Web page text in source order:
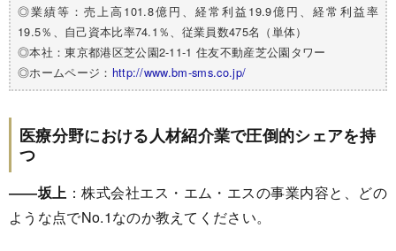
◎業績等：売上高101.8億円、経常利益19.9億円、経常利益率
19.5％、自己資本比率74.1％、従業員数475名（単体）
◎本社：東京都港区芝公園2-11-1 住友不動産芝公園タワー
◎ホームページ： http://www.bm-sms.co.jp/
医療分野における人材紹介業で圧倒的シェアを持
つ
――坂上 ：株式会社エス・エム・エスの事業内容と、どの
ような点でNo.1なのか教えてください。